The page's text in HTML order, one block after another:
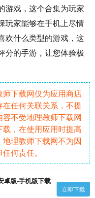
游戏，这个合集为玩家
玩家能够在手机上尽情
欢什么类型的游戏，这
分的手游 ，让您体验极
下载网仅为应用商店
任何关联关系，不提
不受地理教师下载网
，在使用应用时提高
理教师下载网不为因
何责任。
卓版-手机版下载
立即下载